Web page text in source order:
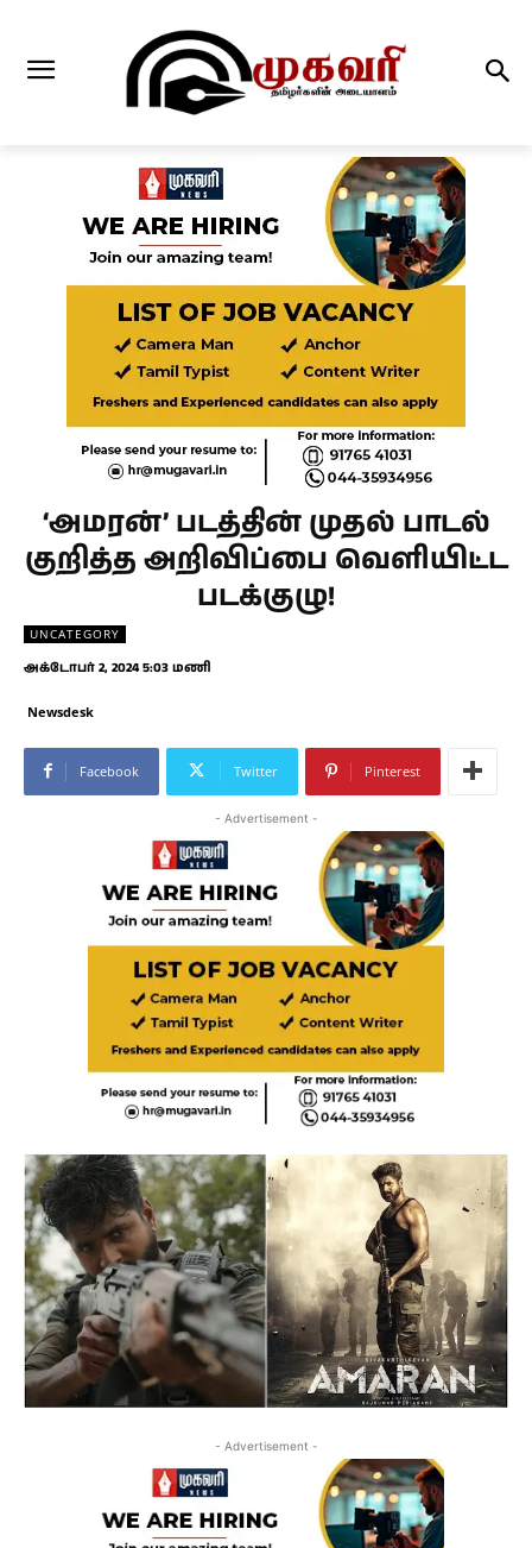
‘அமரன்’ படத்தின் முதல் பாடல்
குறித்த அறிவிப்பை வெளியிட்ட
படக்குழு!
UNCATEGORY
அக்டோபர் 2, 2024 5:03 மணி
Newsdesk
Facebook Twitter Pinterest
- Advertisement -
- Advertisement -